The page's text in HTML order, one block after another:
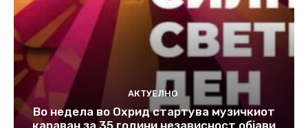
АКТУЕЛНО
Во недела во Охрид стартува музичкиот